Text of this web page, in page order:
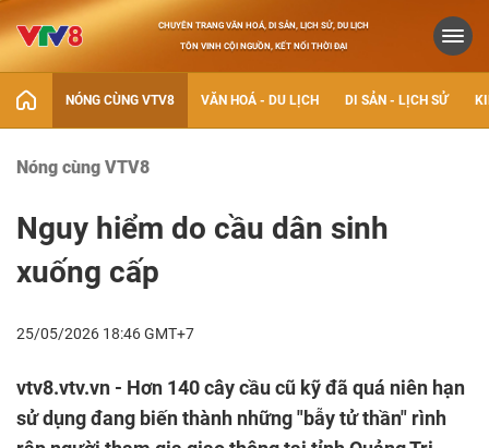
CHUYÊN TRANG VĂN HOÁ, DI SẢN, LỊCH SỬ, DU LỊCH
TÔN VINH CỘI NGUỒN, KẾT NỐI THỜI ĐẠI
NÓNG CÙNG VTV8 VĂN HOÁ - DU LỊCH DI SẢN - LỊCH SỬ
Nóng cùng VTV8
Nguy hiểm do cầu dân sinh
xuống cấp
25/05/2026 18:46 GMT+7
vtv8.vtv.vn - Hơn 140 cây cầu cũ kỹ đã quá niên hạn
sử dụng đang biến thành những "bẫy tử thần" rình